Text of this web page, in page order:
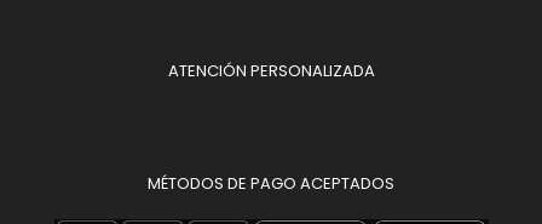
ATENCIÓN PERSONALIZADA
MÉTODOS DE PAGO ACEPTADOS